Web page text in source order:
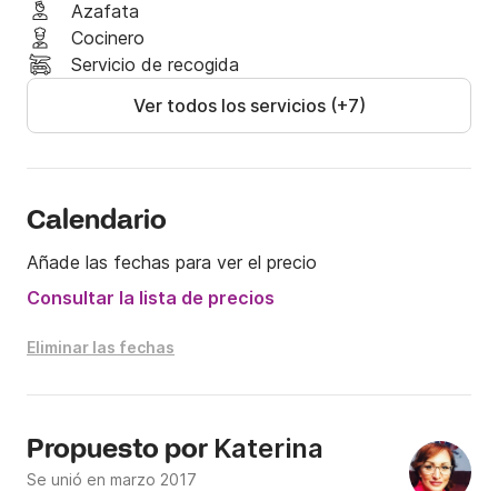
Azafata
Cocinero
Servicio de recogida
Ver todos los servicios (+7)
Calendario
Añade las fechas para ver el precio
Consultar la lista de precios
Eliminar las fechas
Propuesto por Katerina
Se unió en marzo 2017